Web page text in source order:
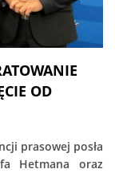
OD
prasowej posła
Hetmana oraz